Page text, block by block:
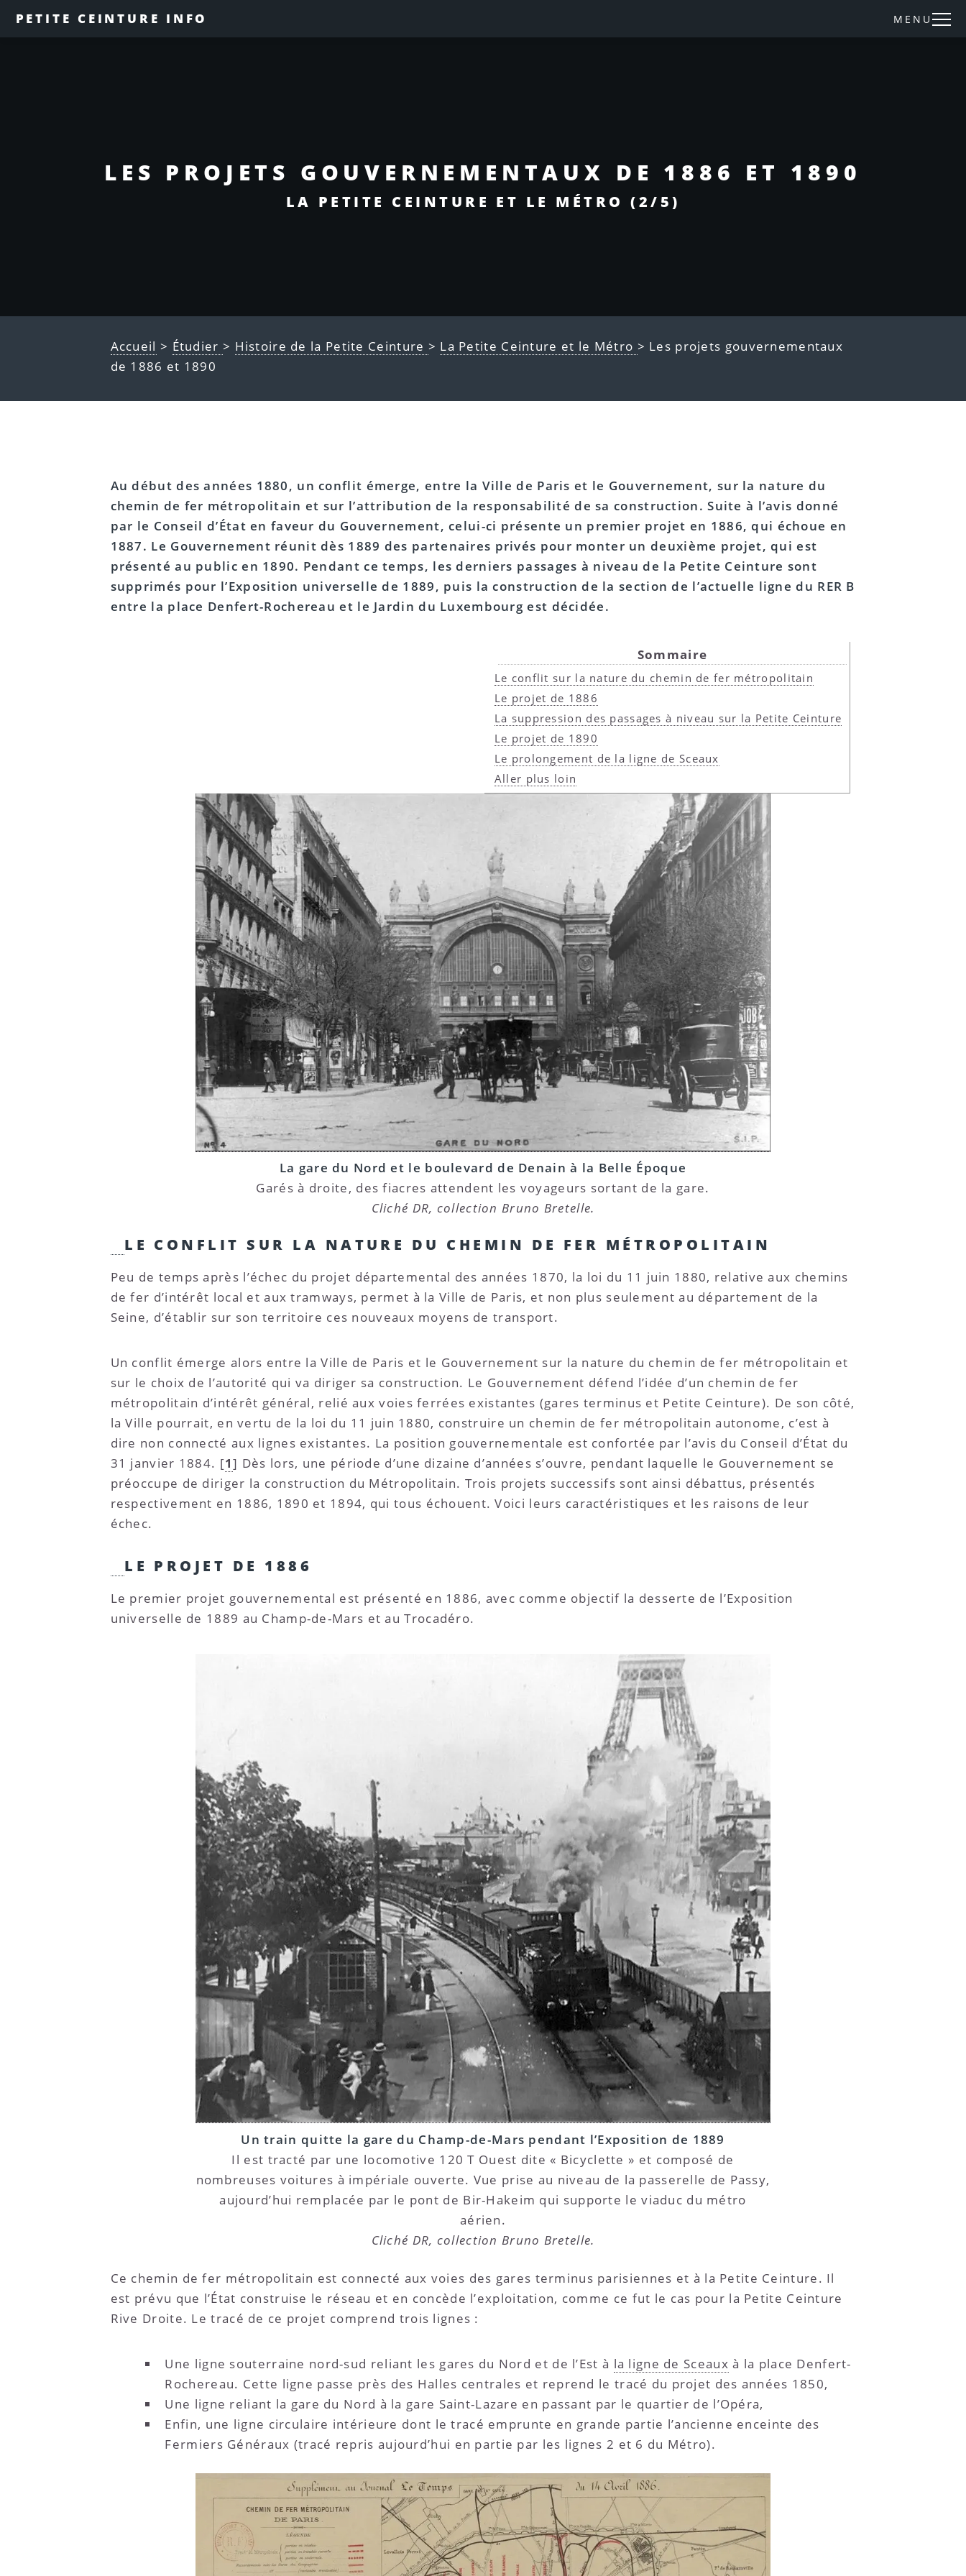
PETITE CEINTURE INFO MENU
LES PROJETS GOUVERNEMENTAUX DE 1886 ET 1890
LA PETITE CEINTURE ET LE MÉTRO (2/5)
Accueil > Étudier > Histoire de la Petite Ceinture > La Petite Ceinture et le Métro > Les projets gouvernementaux
de 1886 et 1890
Au début des années 1880, un conflit émerge, entre la Ville de Paris et le Gouvernement, sur la nature du
chemin de fer métropolitain et sur l’attribution de la responsabilité de sa construction. Suite à l’avis donné
par le Conseil d’État en faveur du Gouvernement, celui-ci présente un premier projet en 1886, qui échoue en
1887. Le Gouvernement réunit dès 1889 des partenaires privés pour monter un deuxième projet, qui est
présenté au public en 1890. Pendant ce temps, les derniers passages à niveau de la Petite Ceinture sont
supprimés pour l’Exposition universelle de 1889, puis la construction de la section de l’actuelle ligne du RER B
entre la place Denfert-Rochereau et le Jardin du Luxembourg est décidée.
Sommaire
Le conflit sur la nature du chemin de fer métropolitain
Le projet de 1886
La suppression des passages à niveau sur la Petite Ceinture
Le projet de 1890
Le prolongement de la ligne de Sceaux
Aller plus loin
La gare du Nord et le boulevard de Denain à la Belle Époque
Garés à droite, des fiacres attendent les voyageurs sortant de la gare.
Cliché DR, collection Bruno Bretelle.
LE CONFLIT SUR LA NATURE DU CHEMIN DE FER MÉTROPOLITAIN
Peu de temps après l’échec du projet départemental des années 1870, la loi du 11 juin 1880, relative aux chemins
de fer d’intérêt local et aux tramways, permet à la Ville de Paris, et non plus seulement au département de la
Seine, d’établir sur son territoire ces nouveaux moyens de transport.
Un conflit émerge alors entre la Ville de Paris et le Gouvernement sur la nature du chemin de fer métropolitain et
sur le choix de l’autorité qui va diriger sa construction. Le Gouvernement défend l’idée d’un chemin de fer
métropolitain d’intérêt général, relié aux voies ferrées existantes (gares terminus et Petite Ceinture). De son côté,
la Ville pourrait, en vertu de la loi du 11 juin 1880, construire un chemin de fer métropolitain autonome, c’est à
dire non connecté aux lignes existantes. La position gouvernementale est confortée par l’avis du Conseil d’État du
31 janvier 1884. [1] Dès lors, une période d’une dizaine d’années s’ouvre, pendant laquelle le Gouvernement se
préoccupe de diriger la construction du Métropolitain. Trois projets successifs sont ainsi débattus, présentés
respectivement en 1886, 1890 et 1894, qui tous échouent. Voici leurs caractéristiques et les raisons de leur
échec.
LE PROJET DE 1886
Le premier projet gouvernemental est présenté en 1886, avec comme objectif la desserte de l’Exposition
universelle de 1889 au Champ-de-Mars et au Trocadéro.
Un train quitte la gare du Champ-de-Mars pendant l’Exposition de 1889
Il est tracté par une locomotive 120 T Ouest dite « Bicyclette » et composé de
nombreuses voitures à impériale ouverte. Vue prise au niveau de la passerelle de Passy,
aujourd’hui remplacée par le pont de Bir-Hakeim qui supporte le viaduc du métro
aérien.
Cliché DR, collection Bruno Bretelle.
Ce chemin de fer métropolitain est connecté aux voies des gares terminus parisiennes et à la Petite Ceinture. Il
est prévu que l’État construise le réseau et en concède l’exploitation, comme ce fut le cas pour la Petite Ceinture
Rive Droite. Le tracé de ce projet comprend trois lignes :
Une ligne souterraine nord-sud reliant les gares du Nord et de l’Est à la ligne de Sceaux à la place Denfert-
Rochereau. Cette ligne passe près des Halles centrales et reprend le tracé du projet des années 1850,
Une ligne reliant la gare du Nord à la gare Saint-Lazare en passant par le quartier de l’Opéra,
Enfin, une ligne circulaire intérieure dont le tracé emprunte en grande partie l’ancienne enceinte des
Fermiers Généraux (tracé repris aujourd’hui en partie par les lignes 2 et 6 du Métro).